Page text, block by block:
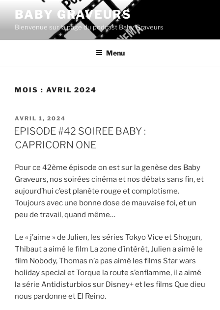
contenu
principal
BABY GRAVEURS
Bienvenue sur la page du podcast Baby Graveurs
Menu
MOIS : AVRIL 2024
PUBLIÉ
LE
AVRIL 1, 2024
EPISODE #42 SOIREE BABY :
CAPRICORN ONE
Pour ce 42ème épisode on est sur la genèse des Baby
Graveurs, nos soirées cinéma et nos débats sans fin, et
aujourd’hui c’est planète rouge et complotisme.
Toujours avec une bonne dose de mauvaise foi, et un
peu de travail, quand même…
Le « j’aime » de Julien, les séries Tokyo Vice et Shogun,
Thibaut a aimé le film La zone d’intérêt, Julien a aimé le
film Nobody, Thomas n’a pas aimé les films Star wars
holiday special et Torque la route s’enflamme, il a aimé
la série Antidisturbios sur Disney+ et les films Que dieu
nous pardonne et El Reino.